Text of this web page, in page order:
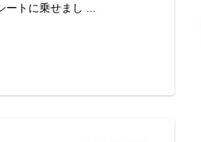
トに乗せまし ...